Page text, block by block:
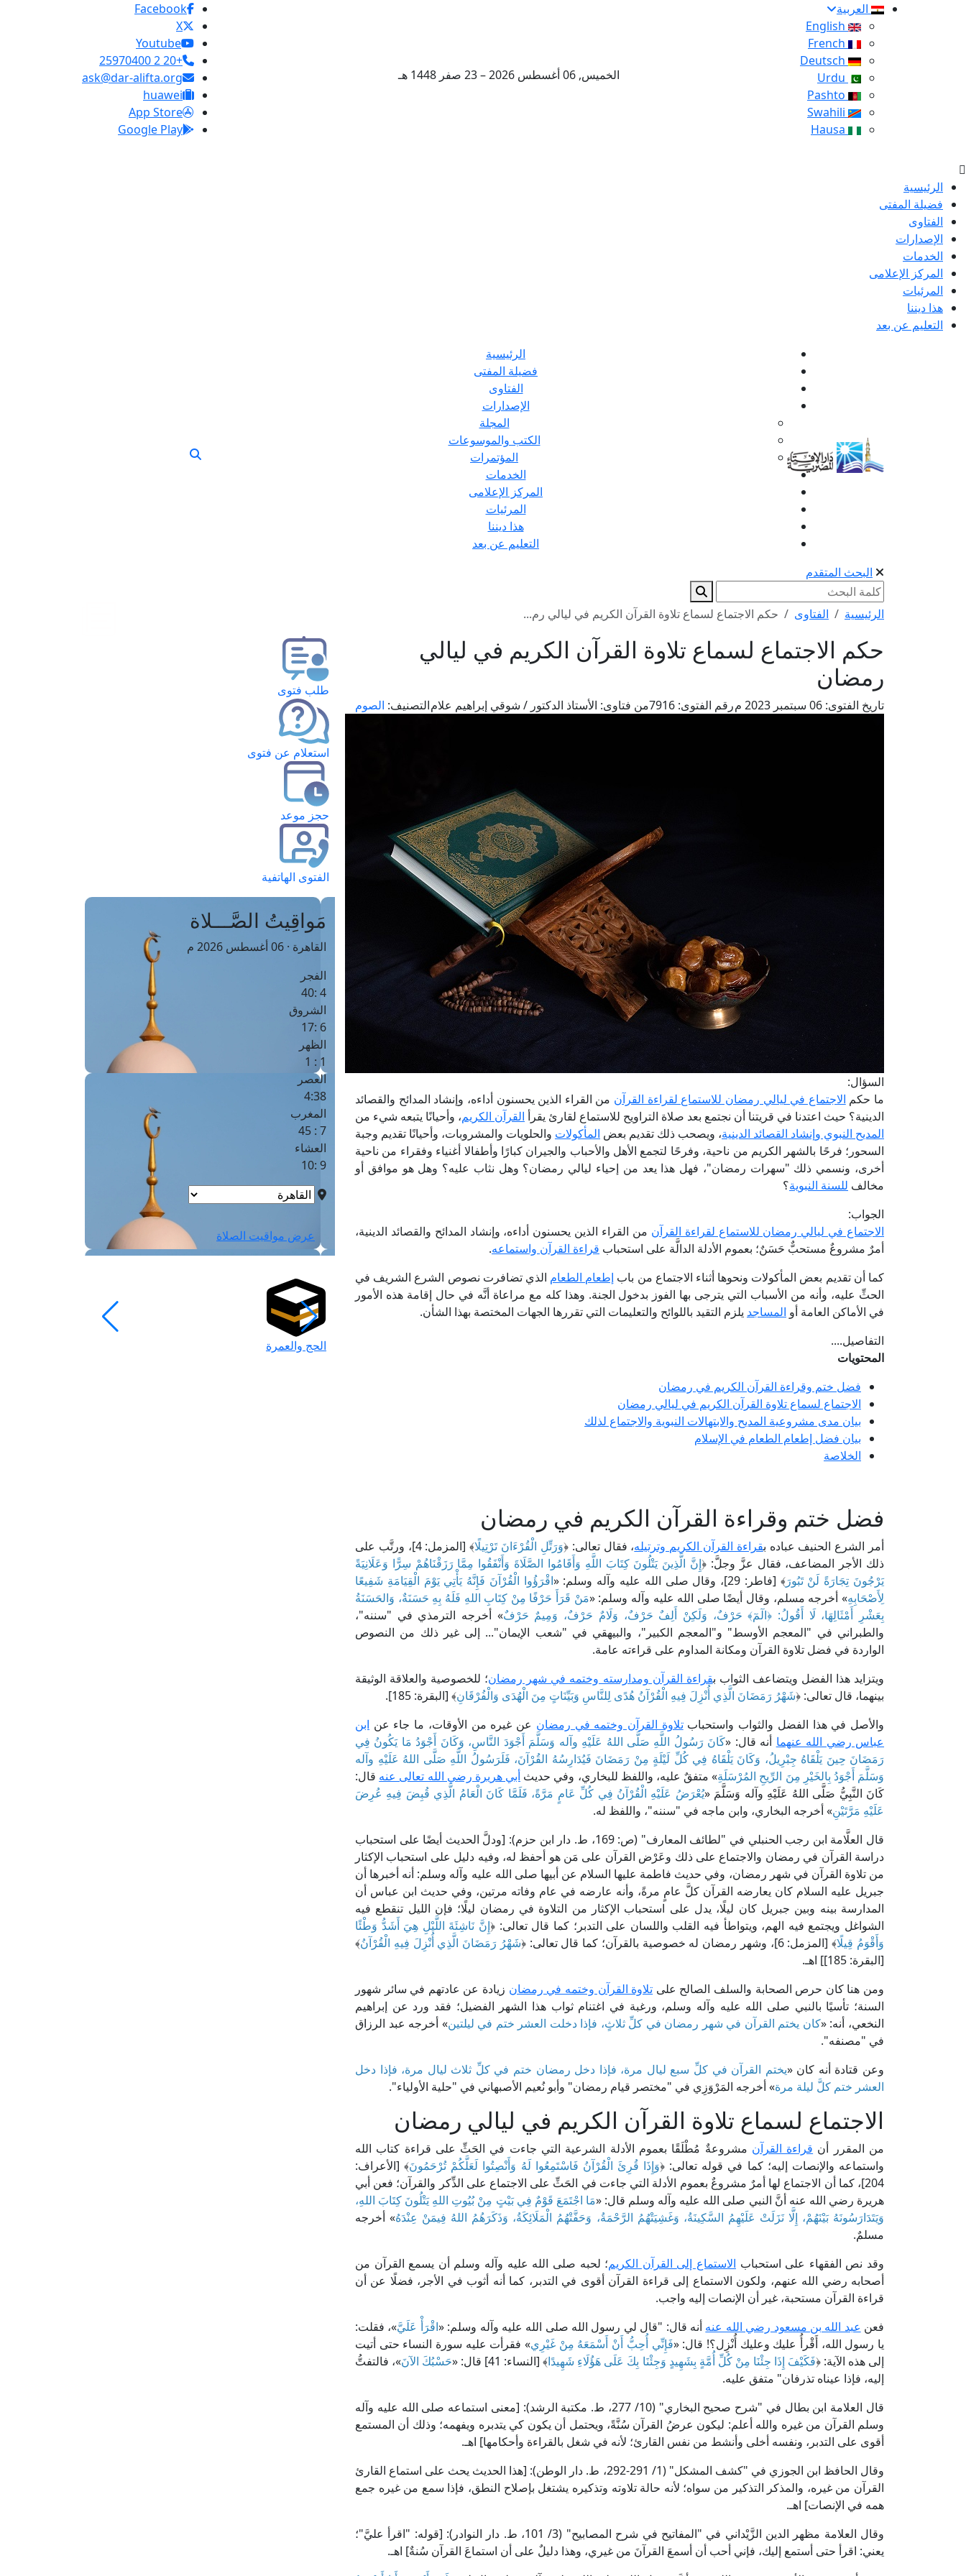
العربية
الخميس, 06 أغسطس 2026 – 23 صفر 1448 هـ
Facebook
X
Youtube
+20 2 25970400
ask@dar-alifta.org
huawei
App Store
Google Play
الرئيسية
فضيلة المفتى
الفتاوى
الإصدارات
الخدمات
المركز الإعلامى
المرئيات
هذا ديننا
التعليم عن بعد
الرئيسية
فضيلة المفتى
الفتاوى
الإصدارات
المجلة
الكتب والموسوعات
المؤتمرات
الخدمات
المركز الإعلامى
المرئيات
هذا ديننا
التعليم عن بعد
البحث المتقدم
الرئيسية الفتاوى حكم الاجتماع لسماع تلاوة القرآن الكريم في ليالي رم...
حكم الاجتماع لسماع تلاوة القرآن الكريم في ليالي
رمضان
تاريخ الفتوى: رقم الفتوى: من فتاوى: الأستاذ الدكتور / شوقي إبراهيم علامالتصنيف: الصوم
السؤال:
ما حكم الاجتماع في ليالي رمضان للاستماع لقراءة القرآن من القراء الذين يحسنون أداءه، وإنشاد المدائح والقصائد
الدينية؟ حيث اعتدنا في قريتنا أن نجتمع بعد صلاة التراويح للاستماع لقارئ يقرأ القرآن الكريم، وأحيانًا يتبعه شيء من
المديح النبوي وإنشاد القصائد الدينية، ويصحب ذلك تقديم بعض المأكولات والحلويات والمشروبات، وأحيانًا تقديم وجبة
السحور؛ فرحًا بالشهر الكريم من ناحية، وفرحًا لتجمع الأهل والأحباب والجيران كبارًا وأطفالا أغنياء وفقراء من ناحية
أخرى، ونسمي ذلك "سهرات رمضان"، فهل هذا يعد من إحياء ليالي رمضان؟ وهل نثاب عليه؟ وهل هو موافق أو
مخالف للسنة النبوية؟
الجواب:
الاجتماع في ليالي رمضان للاستماع لقراءة القرآن من القراء الذين يحسنون أداءه، وإنشاد المدائح والقصائد الدينية،
أمرٌ مشروعٌ مستحبٌّ حَسَنٌ؛ بعموم الأدلة الدالَّة على استحباب قراءة القرآن واستماعه.
كما أن تقديم بعض المأكولات ونحوها أثناء الاجتماع من باب إطعام الطعام الذي تضافرت نصوص الشرع الشريف في
الحثِّ عليه، وأنه من الأسباب التي يترجى بها الفوز بدخول الجنة. وهذا كله مع مراعاة أنَّه في حال إقامة هذه الأمور
في الأماكن العامة أو المساجد يلزم التقيد باللوائح والتعليمات التي تقررها الجهات المختصة بهذا الشأن.
التفاصيل....
المحتويات
فضل ختم وقراءة القرآن الكريم في رمضان
الاجتماع لسماع تلاوة القرآن الكريم في ليالي رمضان
بيان مدى مشروعية المديح والابتهالات النبوية والاجتماع لذلك
بيان فضل إطعام الطعام في الإسلام
الخلاصة
فضل ختم وقراءة القرآن الكريم في رمضان
أمر الشرع الحنيف عباده بقراءة القرآن الكريم وترتيله، فقال تعالى: ﴿وَرَتِّلِ الْقُرْءَانَ تَرْتِيلًا
﴾ [المزمل: 4]، ورتَّب على
ذلك الأجر المضاعف، فقال عزَّ وجلَّ: ﴿إِنَّ الَّذِينَ يَتْلُونَ كِتَابَ اللَّهِ وَأَقَامُوا الصَّلَاةَ وَأَنْفَقُوا مِمَّا رَزَقْنَاهُمْ سِرًّا وَعَلَانِيَةً
يَرْجُونَ تِجَارَةً لَنْ تَبُورَ﴾ [فاطر: 29]، وقال صلى الله عليه وآله وسلم: «
اقْرَؤُوا الْقُرْآنَ فَإِنَّهُ يَأْتِي يَوْمَ الْقِيَامَةِ شَفِيعًا
لِأَصْحَابِهِ» أخرجه مسلم، وقال أيضًا صلى الله عليه وآله وسلم: «مَنْ قَرَأَ حَرْفًا مِنْ كِتَابِ اللهِ فَلَهُ بِهِ حَسَنَةٌ، وَالحَسَنَةُ
بِعَشْرِ أَمْثَالِهَا، لَا أَقُولُ: ﴿الٓمٓ﴾ حَرْفٌ، وَلَكِنْ أَلِفٌ حَرْفٌ، وَلَامٌ حَرْفٌ، وَمِيمٌ حَرْفٌ» أخرجه الترمذي في "سننه"،
والطبراني في "المعجم الأوسط" و"المعجم الكبير"، والبيهقي في "شعب الإيمان"... إلى غير ذلك من النصوص
الواردة في فضل تلاوة القرآن ومكانة المداوم على قراءته عامة.
ويتزايد هذا الفضل ويتضاعف الثواب بقراءة القرآن ومدارسته وختمه في شهر رمضان؛ للخصوصية والعلاقة الوثيقة
بينهما، قال تعالى: ﴿شَهْرُ رَمَضَانَ الَّذِي أُنْزِلَ فِيهِ الْقُرْآنُ هُدًى لِلنَّاسِ وَبَيِّنَاتٍ مِنَ الْهُدَى وَالْفُرْقَانِ﴾ [البقرة: 185].
والأصل في هذا الفضل والثواب واستحبابتلاوة القرآن وختمه في رمضان عن غيره من الأوقات، ما جاء عن ابن
عباس رضي الله عنهما أنه قال: «كَانَ رَسُولُ اللَّهِ صَلَّى اللهُ عَلَيْهِ وآله وَسَلَّمَ أَجْوَدَ النَّاسِ، وَكَانَ أَجْوَدُ مَا يَكُونُ فِي
رَمَضَانَ حِينَ يَلْقَاهُ جِبْرِيلُ، وَكَانَ يَلْقَاهُ فِي كُلِّ لَيْلَةٍ مِنْ رَمَضَانَ فَيُدَارِسُهُ القُرْآنَ، فَلَرَسُولُ اللَّهِ صَلَّى اللهُ عَلَيْهِ وآله
وَسَلَّمَ أَجْوَدُ بِالخَيْرِ مِنَ الرِّيحِ المُرْسَلَةِ» متفقٌ عليه، واللفظ للبخاري، وفي حديث أبي هريرة رضي الله تعالى عنه قال:
كَانَ النَّبِيُّ صَلَّى اللهُ عَلَيْهِ وآله وَسَلَّمَ «يُعْرَضُ عَلَيْهِ الْقُرْآنُ فِي كُلِّ عَامٍ مَرَّةً، فَلَمَّا كَانَ الْعَامُ الَّذِي قُبِضَ فِيهِ عُرِضَ
عَلَيْهِ مَرَّتَيْنِ» أخرجه البخاري، وابن ماجه في "سننه"، واللفظ له.
قال العلَّامة ابن رجب الحنبلي في "لطائف المعارف" (ص: 169، ط. دار ابن حزم): [ودلَّ الحديث أيضًا على استحباب
دراسة القرآن في رمضان والاجتماع على ذلك وعَرْض القرآن على مَن هو أحفظ له، وفيه دليل على استحباب الإكثار
من تلاوة القرآن في شهر رمضان، وفي حديث فاطمة عليها السلام عن أبيها صلى الله عليه وآله وسلم: أنه أخبرها أن
جبريل عليه السلام كان يعارضه القرآن كلَّ عامٍ مرةً، وأنه عارضه في عام وفاته مرتين، وفي حديث ابن عباس أن
المدارسة بينه وبين جبريل كان ليلًا، يدل على استحباب الإكثار من التلاوة في رمضان ليلًا؛ فإن الليل تنقطع فيه
الشواغل ويجتمع فيه الهم، ويتواطأ فيه القلب واللسان على التدبر؛ كما قال تعالى: ﴿إِنَّ نَاشِئَةَ اللَّيْلِ هِيَ أَشَدُّ وَطْئًا
وَأَقْوَمُ قِيلًا﴾ [المزمل: 6]، وشهر رمضان له خصوصية بالقرآن؛ كما قال تعالى: ﴿ شَهْرُ رَمَضَانَ الَّذِي أُنْزِلَ فِيهِ الْقُرْآنُ﴾
[البقرة: 185]] اهـ.
ومن هنا كان حرص الصحابة والسلف الصالح على تلاوة القرآن وختمه في رمضان زيادة عن عادتهم في سائر شهور
السنة؛ تأسيًا بالنبي صلى الله عليه وآله وسلم، ورغبة في اغتنام ثواب هذا الشهر الفضيل؛ فقد ورد عن إبراهيم
النخعي، أنه: «كان يختم القرآن في شهر رمضان في كلِّ ثلاثٍ، فإذا دخلت العشر ختم في ليلتين» أخرجه عبد الرزاق
في "مصنفه".
وعن قتادة أنه كان «يختم القرآن في كلِّ سبع ليال مرة، فإذا دخل رمضان ختم في كلِّ ثلاث ليال مرة، فإذا دخل
العشر ختم كلَّ ليلة مرة» أخرجه المَرْوَزِي في "مختصر قيام رمضان" وأبو نُعيم الأصبهاني في "حلية الأولياء".
الاجتماع لسماع تلاوة القرآن الكريم في ليالي رمضان
من المقرر أن قراءة القرآن مشروعةٌ مُطْلَقًا بعموم الأدلة الشرعية التي جاءت في الحَثِّ على قراءة كتاب الله
واستماعه والإنصات إليه؛ كما في قوله تعالى: ﴿وَإِذَا قُرِئَ الْقُرْآنُ فَاسْتَمِعُوا لَهُ وَأَنْصِتُوا لَعَلَّكُمْ تُرْحَمُونَ﴾ [الأعراف:
204]، كما أن الاجتماع لها أمرٌ مشروعٌ بعموم الأدلة التي جاءت في الحَثِّ على الاجتماع على الذِّكر والقرآن؛ فعن أبي
هريرة رضي الله عنه أنَّ النبي صلى الله عليه وآله وسلم قال: «مَا اجْتَمَعَ قَوْمٌ فِي بَيْتٍ مِنْ بُيُوتِ اللهِ يَتْلُونَ كِتَابَ اللهِ،
وَيَتَدَارَسُونَهُ بَيْنَهُمْ، إِلَّا نَزَلَتْ عَلَيْهِمُ السَّكِينَةُ، وَغَشِيَتْهُمُ الرَّحْمَةُ، وَحَفَّتْهُمُ الْمَلَائِكَةُ، وَذَكَرَهُمُ اللهُ فِيمَنْ عِنْدَهُ» أخرجه
مسلمٌ.
وقد نص الفقهاء على استحباب الاستماع إلى القرآن الكريم؛ لحبه صلى الله عليه وآله وسلم أن يسمع القرآن من
أصحابه رضي الله عنهم، ولكون الاستماع إلى قراءة القرآن أقوى في التدبر، كما أنه أثوب في الأجر، فضلًا عن أن
قراءة القرآن مستحبة، غير أن الإنصات إليه واجب.
فعن عبد الله بن مسعود رضي الله عنه أنه قال: "قال لي رسول الله صلى الله عليه وآله وسلم: «اقْرَأْ عَلَيَّ»، فقلت:
يا رسول الله، أَقْرأُ عليك وعليك أُنْزِل؟! قال: «فَإِنِّي أُحِبُّ أَنْ أَسْمَعَهُ مِنْ غَيْرِي» فقرأت عليه سورة النساء حتى أتيت
إلى هذه الآية: ﴿فَكَيْفَ إِذَا جِئْنَا مِنْ كُلِّ أُمَّةٍ بِشَهِيدٍ وَجِئْنَا بِكَ عَلَى هَؤُلَاءِ شَهِيدًا﴾ [النساء: 41] قال: « حَسْبُكَ الآنَ»، فالتفتُّ
إليه، فإذا عيناه تذرفان" متفق عليه.
قال العلامة ابن بطال في "شرح صحيح البخاري" (10/ 277، ط. مكتبة الرشد): [معنى استماعه صلى الله عليه وآله
وسلم القرآن من غيره والله أعلم: ليكون عرضُ القرآن سُنَّةً، ويحتمل أن يكون كي يتدبره ويفهمه؛ وذلك أن المستمع
أقوى على التدبر، ونفسه أخلى وأنشط من نفس القارئ؛ لأنه في شغل بالقراءة وأحكامها] اهـ.
وقال الحافظ ابن الجوزي في "كشف المشكل" (1/ 291-292، ط. دار الوطن): [هذا الحديث يحث على استماع القارئ
القرآن من غيره، والمذكر التذكير من سواه؛ لأنه حالة تلاوته وتذكيره يشتغل بإصلاح النطق، فإذا سمع من غيره جمع
همه في الإنصات] اهـ.
وقال العلامة مظهر الدين الزَّيْداني في "المفاتيح في شرح المصابيح" (3/ 101، ط. دار النوادر): [قوله: "اقرأ عليَّ"؛
يعني: اقرأ حتى أستمع إليك، فإني أحب أن أسمعَ القرآنَ من غيري، وهذا دليلٌ على أن استماعَ القرآن سُنةٌ] اهـ.
طلب فتوى
استعلام عن فتوى
حجز موعد
الفتوى الهاتفية
مَواقِيتُ الصَّـــلاة
القاهرة · 06 أغسطس 2026 م
الفجر
4 :40
الشروق
6 :17
الظهر
1 : 1
العصر
4:38
المغرب
7 : 45
العشاء
9 :10
عرض مواقيت الصلاة
الحج والعمرة